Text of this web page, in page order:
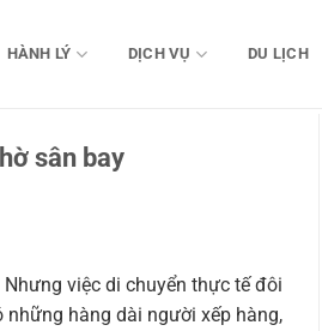
HÀNH LÝ DỊCH VỤ DU LỊCH
sân bay
việc di chuyển thực tế đôi
hàng dài người xếp hàng,